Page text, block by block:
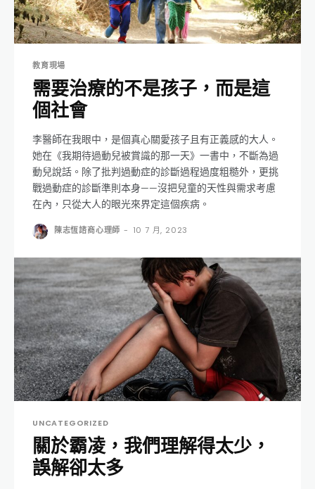
教育現場
需要治療的不是孩子，而是這
個社會
李醫師在我眼中，是個真心關愛孩子且有正義感的大人。
她在《我期待過動兒被賞識的那一天》一書中，不斷為過
動兒說話。除了批判過動症的診斷過程過度粗糙外，更挑
戰過動症的診斷準則本身——沒把兒童的天性與需求考慮
在內，只從大人的眼光來界定這個疾病。
陳志恆諮商心理師 - 10 7 月, 2023
UNCATEGORIZED
關於霸凌，我們理解得太少，
誤解卻太多